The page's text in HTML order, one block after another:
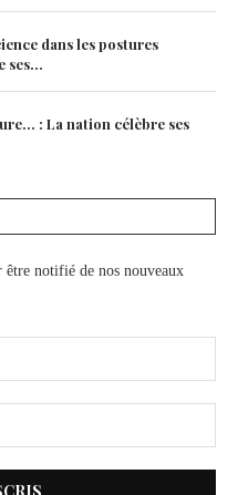
dans les postures
ses...
: La nation célèbre ses
notifié de nos nouveaux